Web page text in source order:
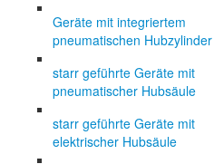
Geräte mit integriertem
pneumatischen Hubzylinder
starr geführte Geräte mit
pneumatischer Hubsäule
starr geführte Geräte mit
elektrischer Hubsäule